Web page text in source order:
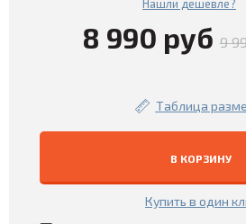
Нашли дешевле?
8 990 руб 9
Таблица
В КОРЗИНУ
Купить в один